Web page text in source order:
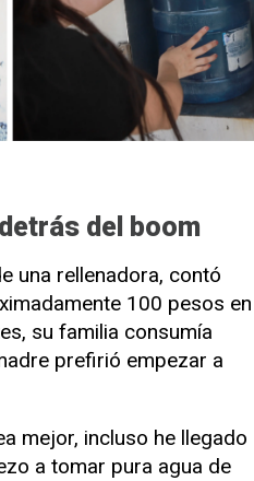
del boom
una rellenadora, contó
100 pesos en
su familia consumía
prefirió empezar a
mejor, incluso he llegado
a tomar pura agua de